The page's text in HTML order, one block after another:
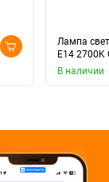
Лампа
E14 2700K
В наличии